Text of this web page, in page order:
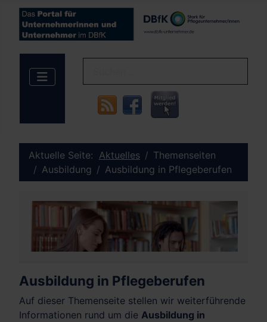
Aktuelle Seite: Aktuelles
Themenseiten
Ausbildung
Ausbildung in Pflegeberufen
Ausbildung in Pflegeberufen
Auf dieser Themenseite stellen wir weiterführende
Informationen rund um die Ausbildung in